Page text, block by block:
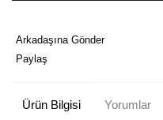
Arkadaşına Gönder
Paylaş
Ürün Bilgisi Yorumlar